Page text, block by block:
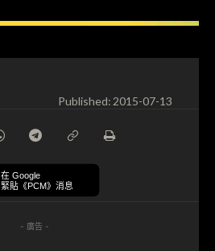
Published:2015-07-13
在 Google
緊貼《PCM》消息
- 廣告 -